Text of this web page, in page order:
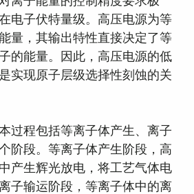
电子伏特量级。高压电源为等
量，其输出特性直接决定了等
的能量。因此，高压电源的低
实现原子层级选择性刻蚀的关
过程包括等离子体产生、离子
阶段。等离子体产生阶段，高
产生辉光放电，将工艺气体电
子输运阶段，等离子体中的离